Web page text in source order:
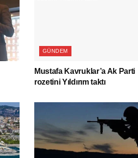
GÜNDEM
Mustafa Kavruklar’a Ak Parti
rozetini Yıldırım taktı